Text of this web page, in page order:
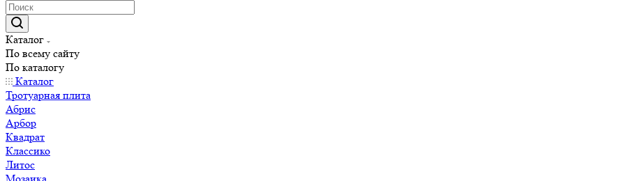
Каталог
По всему сайту
По каталогу
Каталог
Тротуарная плита
Абрис
Арбор
Квадрат
Классико
Литос